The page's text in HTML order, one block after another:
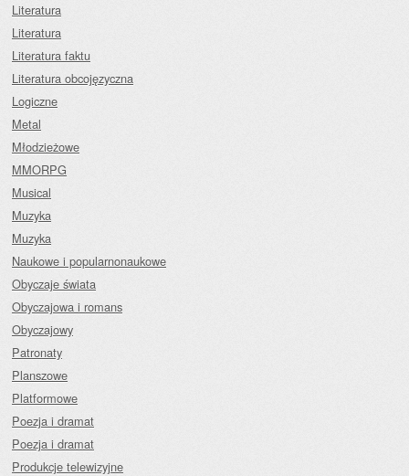
Literatura
Literatura
Literatura faktu
Literatura obcojęzyczna
Logiczne
Metal
Młodzieżowe
MMORPG
Musical
Muzyka
Muzyka
Naukowe i popularnonaukowe
Obyczaje świata
Obyczajowa i romans
Obyczajowy
Patronaty
Planszowe
Platformowe
Poezja i dramat
Poezja i dramat
Produkcje telewizyjne